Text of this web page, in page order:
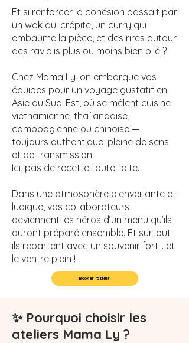
Et si renforcer la cohésion passait par
un wok qui crépite, un curry qui
embaume la pièce, et des rires autour
des raviolis plus ou moins bien plié ?
Chez Mama Ly, on embarque vos
équipes pour un voyage gustatif en
Asie du Sud-Est, où se mêlent cuisine
vietnamienne, thaïlandaise,
cambodgienne ou chinoise —
toujours authentique, pleine de sens
et de transmission.
Ici, pas de recette toute faite.
Dans une atmosphère bienveillante et
ludique, vos collaborateurs
deviennent les héros d’un menu qu’ils
auront préparé ensemble. Et surtout :
ils repartent avec un souvenir fort… et
le ventre plein !
Booker l'atelier
✨ Pourquoi choisir les
ateliers Mama Ly ?